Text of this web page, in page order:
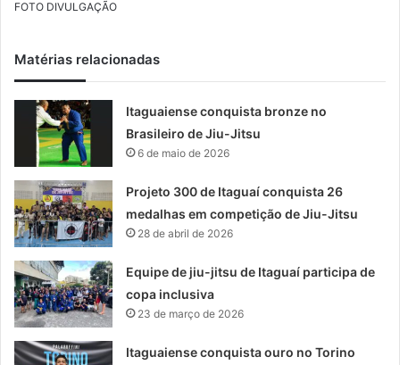
FOTO DIVULGAÇÃO
Matérias relacionadas
Itaguaiense conquista bronze no
Brasileiro de Jiu-Jitsu
6 de maio de 2026
Projeto 300 de Itaguaí conquista 26
medalhas em competição de Jiu-Jitsu
28 de abril de 2026
Equipe de jiu-jitsu de Itaguaí participa de
copa inclusiva
23 de março de 2026
Itaguaiense conquista ouro no Torino